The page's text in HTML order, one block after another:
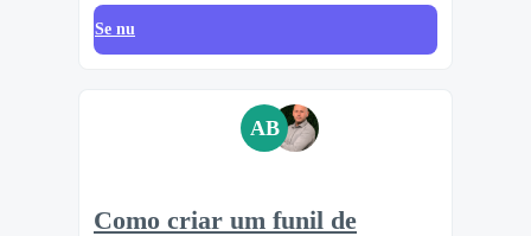
Se nu
AB
Como criar um funil de